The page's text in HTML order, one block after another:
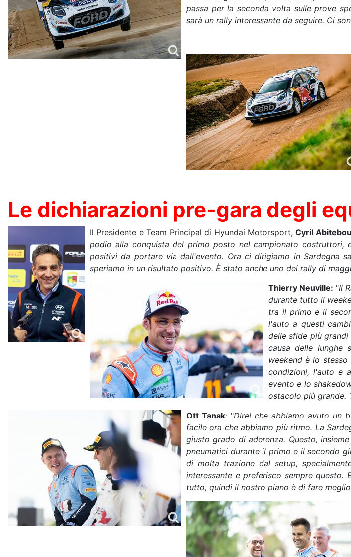
passa per la seconda volta sulle prove
sarà un rally interessante da seguire. Ci
Le dichiarazioni pre-gara degli
Il Presidente e Team Principal di Hyundai Motorsport,Cyril
podio alla conquista del primo posto nel campionato
positivi da portare via dall'evento. Ora ci dirigiamo in Sardegna
speriamo in un risultato positivo. È stato anche uno dei rally di
Thierry Neuville: "Il
durante tutto il
tra il primo e il
l'auto a questi
delle sfide più
causa delle lunghe
weekend è lo
condizioni, l'auto e
evento e lo
ostacolo più grande.
Ott Tanak: "Direi che abbiamo avuto un
facile ora che abbiamo più ritmo. La
giusto grado di aderenza. Questo,
pneumatici durante il primo e il secondo
di molta trazione dal setup,
interessante e preferisco sempre
tutto, quindi il nostro piano è di fare